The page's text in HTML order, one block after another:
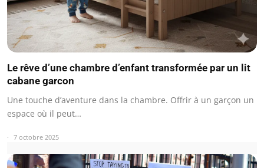
Le rêve d’une chambre d’enfant transformée par un lit
cabane garcon
Une touche d’aventure dans la chambre. Offrir à un garçon un
espace où il peut…
7 octobre 2025